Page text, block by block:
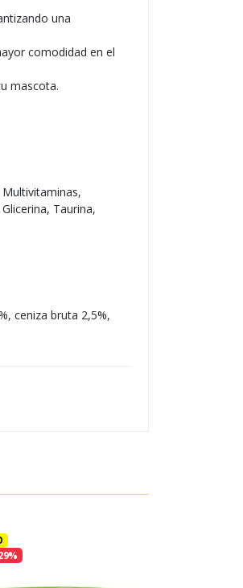
una
comodidad en el
mascota.
Taurina,
ceniza bruta 2,5%,